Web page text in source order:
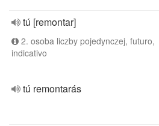
tú [remontar]
2. osoba liczby pojedynczej, futuro,
indicativo
tú remontarás